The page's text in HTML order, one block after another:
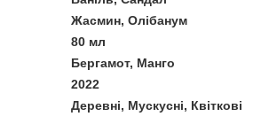
Жасмин, Олібанум
80 мл
Бергамот, Манго
2022
Деревні, Мускусні, Квіткові